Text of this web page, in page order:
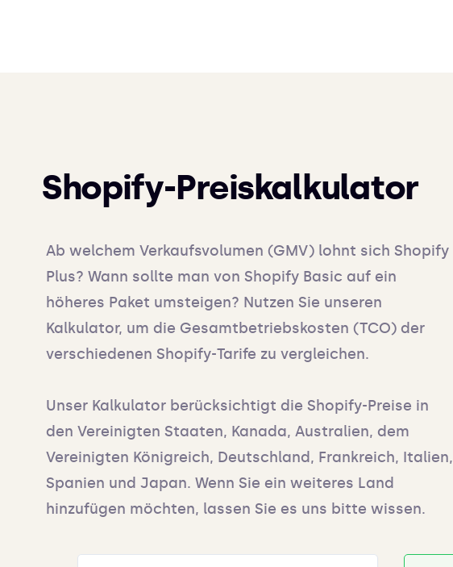
Shopify-Preiskalkulator
Ab welchem Verkaufsvolumen (GMV) lohnt sich Shopify
Plus? Wann sollte man von Shopify Basic auf ein
höheres Paket umsteigen? Nutzen Sie unseren
Kalkulator, um die Gesamtbetriebskosten (TCO) der
verschiedenen Shopify-Tarife zu vergleichen.
Unser Kalkulator berücksichtigt die Shopify-Preise in
den Vereinigten Staaten, Kanada, Australien, dem
Vereinigten Königreich, Deutschland, Frankreich, Italien,
Spanien und Japan. Wenn Sie ein weiteres Land
hinzufügen möchten, lassen Sie es uns bitte wissen.